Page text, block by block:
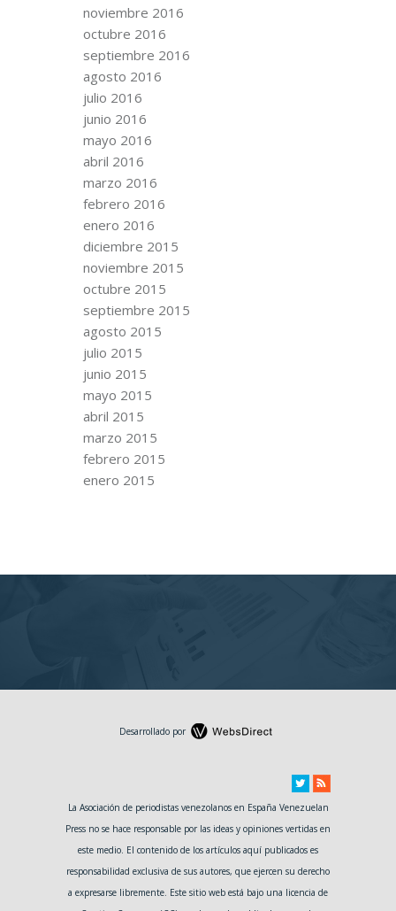
noviembre 2016
octubre 2016
septiembre 2016
agosto 2016
julio 2016
junio 2016
mayo 2016
abril 2016
marzo 2016
febrero 2016
enero 2016
diciembre 2015
noviembre 2015
octubre 2015
septiembre 2015
agosto 2015
julio 2015
junio 2015
mayo 2015
abril 2015
marzo 2015
febrero 2015
enero 2015
Desarrollado por
La Asociación de periodistas venezolanos en España Venezuelan
Press no se hace responsable por las ideas y opiniones vertidas en
este medio. El contenido de los artículos aquí publicados es
responsabilidad exclusiva de sus autores, que ejercen su derecho
a expresarse libremente. Este sitio web está bajo una licencia de